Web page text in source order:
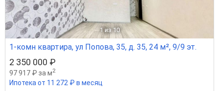
1 из 10
1-комн квартира, ул Попова, 35, д. 35, 24 м², 9/9 эт.
2 350 000 ₽
97 917 ₽ за м2
Ипотека от 11 272 ₽ в месяц